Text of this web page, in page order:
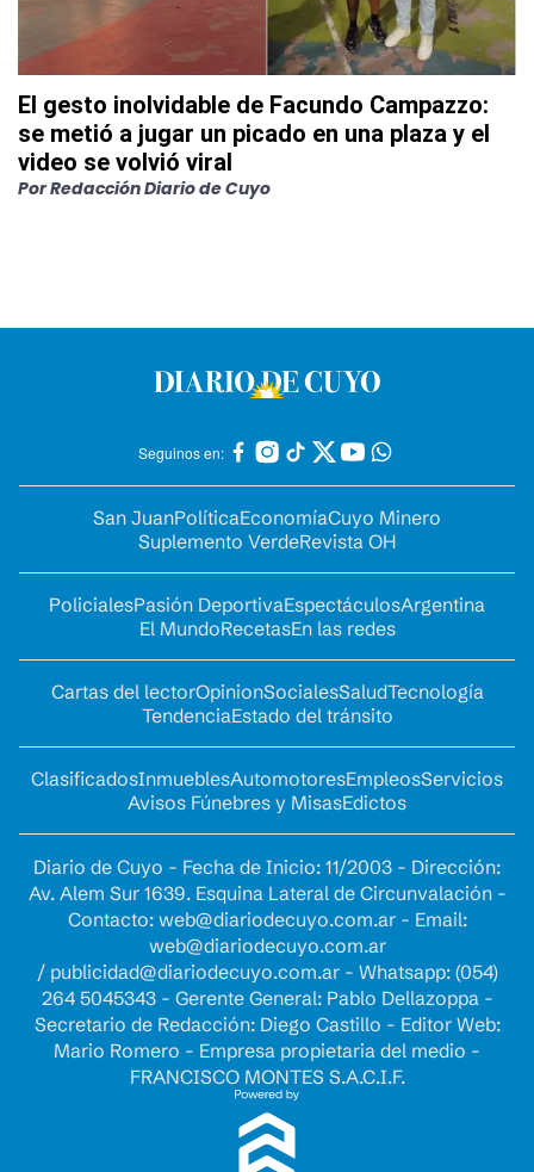
El gesto inolvidable de Facundo Campazzo:
se metió a jugar un picado en una plaza y el
video se volvió viral
PorRedacción Diario de Cuyo
Seguinos en:
San JuanPolíticaEconomíaCuyo Minero
Suplemento VerdeRevista OH
PolicialesPasión DeportivaEspectáculosArgentina
El MundoRecetasEn las redes
Cartas del lectorOpinionSocialesSaludTecnología
TendenciaEstado del tránsito
ClasificadosInmueblesAutomotoresEmpleosServicios
Avisos Fúnebres y MisasEdictos
Diario de Cuyo - Fecha de Inicio: 11/2003 - Dirección:
Av. Alem Sur 1639. Esquina Lateral de Circunvalación -
Contacto: web@diariodecuyo.com.ar- Email:
web@diariodecuyo.com.ar
/ publicidad@diariodecuyo.com.ar- Whatsapp: (054)
264 5045343 - Gerente General: Pablo Dellazoppa -
Secretario de Redacción: Diego Castillo - Editor Web:
Mario Romero - Empresa propietaria del medio -
FRANCISCO MONTES S.A.C.I.F.